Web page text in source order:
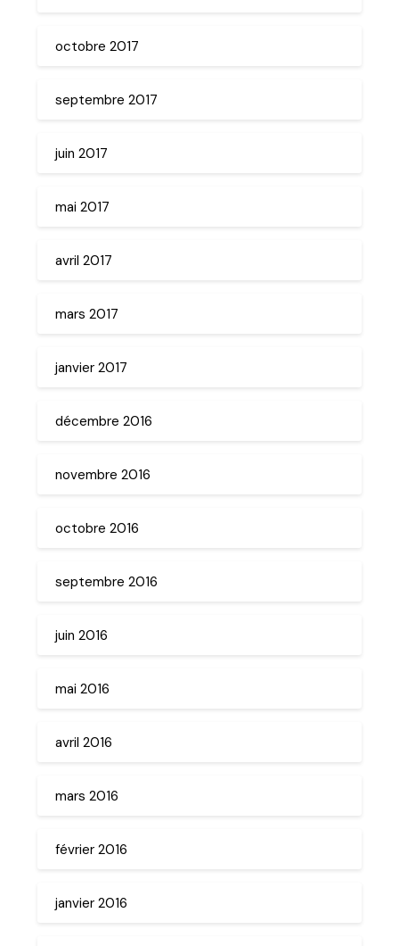
octobre 2017
septembre 2017
juin 2017
mai 2017
avril 2017
mars 2017
janvier 2017
décembre 2016
novembre 2016
octobre 2016
septembre 2016
juin 2016
mai 2016
avril 2016
mars 2016
février 2016
janvier 2016